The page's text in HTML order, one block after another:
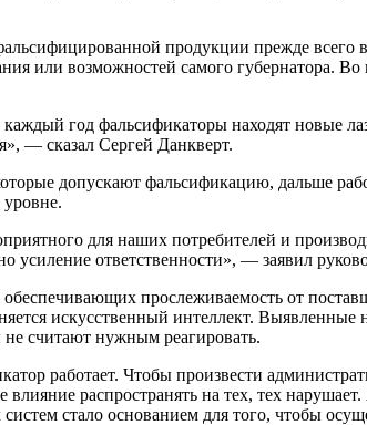
продукции прежде всего
или возможностей самого губернатора.
год фальсификаторы находят новые
— сказал Сергей Данкверт.
допускают фальсификацию, дальше
для наших потребителей и
ответственности», — заявил
прослеживаемость от
искусственный интеллект. Выявленные
не считают нужным реагировать.
работает. Чтобы произвести
распространять на тех, тех
стало основанием для того, чтобы